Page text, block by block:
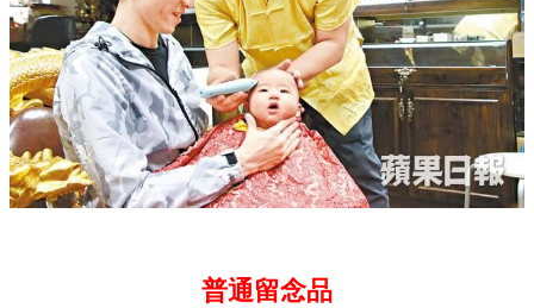
普通留念品